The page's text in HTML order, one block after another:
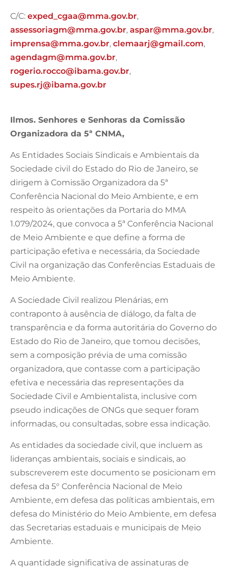
C/C: exped_cgaa@mma.gov.br,
assessoriagm@mma.gov.br, aspar@mma.gov.br,
imprensa@mma.gov.br, clemaarj@gmail.com,
agendagm@mma.gov.br,
rogerio.rocco@ibama.gov.br,
supes.rj@ibama.gov.br
Ilmos. Senhores e Senhoras da Comissão
Organizadora da 5ª CNMA,
As Entidades Sociais Sindicais e Ambientais da
Sociedade civil do Estado do Rio de Janeiro, se
dirigem à Comissão Organizadora da 5ª
Conferência Nacional do Meio Ambiente, e em
respeito às orientações da Portaria do MMA
1.079/2024, que convoca a 5ª Conferência Nacional
de Meio Ambiente e que define a forma de
participação efetiva e necessária, da Sociedade
Civil na organização das Conferências Estaduais de
Meio Ambiente.
A Sociedade Civil realizou Plenárias, em
contraponto à ausência de diálogo, da falta de
transparência e da forma autoritária do Governo do
Estado do Rio de Janeiro, que tomou decisões,
sem a composição prévia de uma comissão
organizadora, que contasse com a participação
efetiva e necessária das representações da
Sociedade Civil e Ambientalista, inclusive com
pseudo indicações de ONGs que sequer foram
informadas, ou consultadas, sobre essa indicação.
As entidades da sociedade civil, que incluem as
lideranças ambientais, sociais e sindicais, ao
subscreverem este documento se posicionam em
defesa da 5° Conferência Nacional de Meio
Ambiente, em defesa das políticas ambientais, em
defesa do Ministério do Meio Ambiente, em defesa
das Secretarias estaduais e municipais de Meio
Ambiente.
A quantidade significativa de assinaturas de